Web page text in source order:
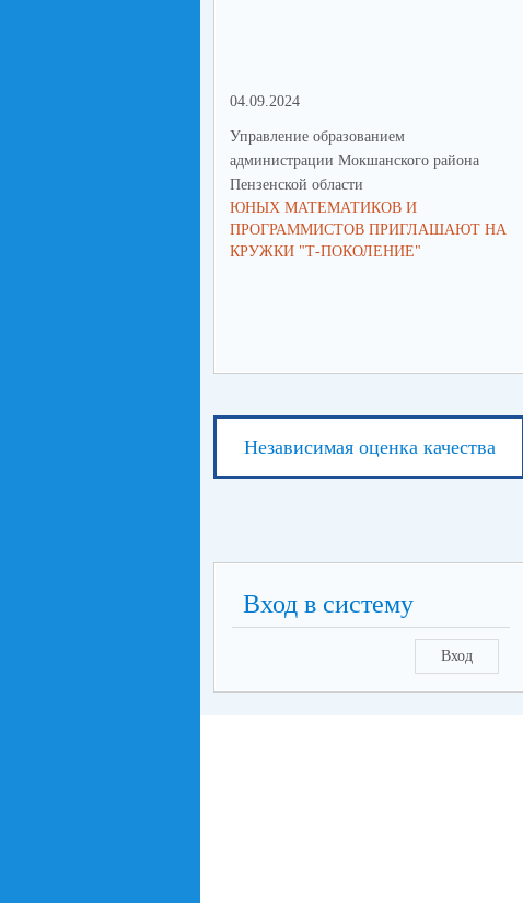
04.09.2024
Управление образованием
администрации Мокшанского района
Пензенской области
ЮНЫХ МАТЕМАТИКОВ И
ПРОГРАММИСТОВ ПРИГЛАШАЮТ НА
КРУЖКИ "Т-ПОКОЛЕНИЕ"
Независимая оценка качества
Вход в систему
Вход